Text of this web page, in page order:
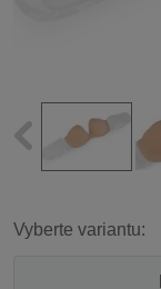
Vyberte variantu: